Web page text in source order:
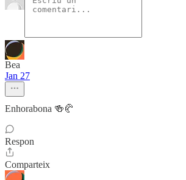
Bea
Jan 27
Enhorabona 🍻🥐
Respon
Comparteix